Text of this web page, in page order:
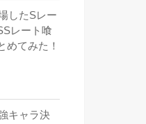
したSレー
レート喰
めてみた！
キャラ決